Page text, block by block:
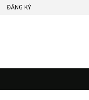
ĐĂNG KÝ